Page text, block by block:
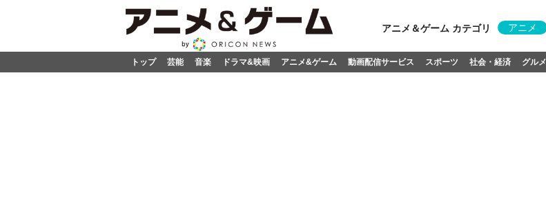
アニメ＆ゲーム カテゴリ アニメ
トップ 芸能 音楽 ドラマ&映画 アニメ&ゲーム 動画配信サービス スポーツ 社会・経済 グルメ